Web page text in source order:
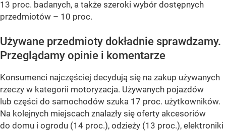
13 proc. badanych, a także szeroki wybór dostępnych
przedmiotów – 10 proc.
Używane przedmioty dokładnie sprawdzamy.
Przeglądamy opinie i komentarze
Konsumenci najczęściej decydują się na zakup używanych
rzeczy w kategorii motoryzacja. Używanych pojazdów
lub części do samochodów szuka 17 proc. użytkowników.
Na kolejnych miejscach znalazły się oferty akcesoriów
do domu i ogrodu (14 proc.), odzieży (13 proc.), elektroniki